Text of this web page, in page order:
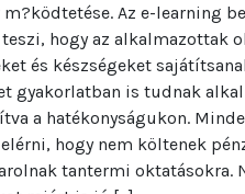
m?ködtetése. Az e-learning
hogy az alkalmazottak
és készségeket
gyakorlatban is tudnak
a hatékonyságukon.
hogy nem költenek
tantermi oktatásokra.